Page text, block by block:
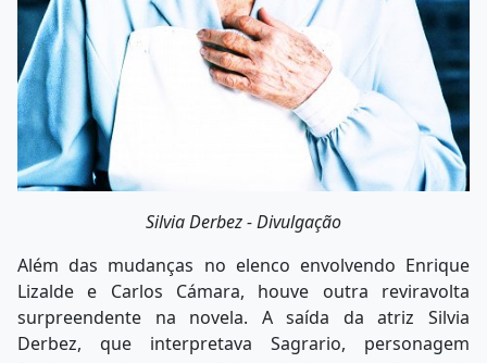
Silvia Derbez - Divulgação
Além das mudanças no elenco envolvendo Enrique
Lizalde e Carlos Cámara, houve outra reviravolta
surpreendente na novela. A saída da atriz Silvia
Derbez, que interpretava Sagrario, personagem